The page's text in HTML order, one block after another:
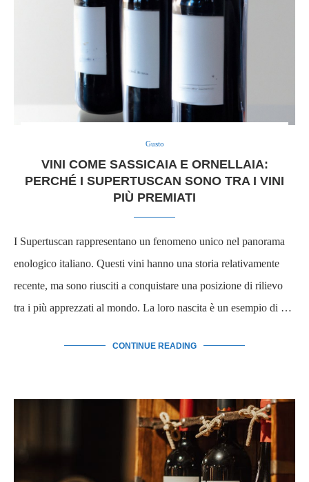
Gusto
VINI COME SASSICAIA E ORNELLAIA:
PERCHÉ I SUPERTUSCAN SONO TRA I VINI
PIÙ PREMIATI
I Supertuscan rappresentano un fenomeno unico nel panorama
enologico italiano. Questi vini hanno una storia relativamente
recente, ma sono riusciti a conquistare una posizione di rilievo
tra i più apprezzati al mondo. La loro nascita è un esempio di …
CONTINUE READING